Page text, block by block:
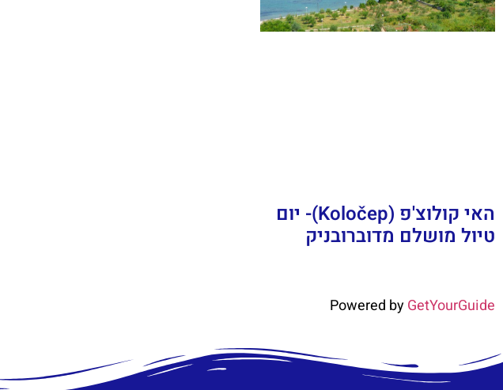
האי קולוצ'פ (Koločep)- יום
טיול מושלם מדוברובניק
Powered byGetYourGuide